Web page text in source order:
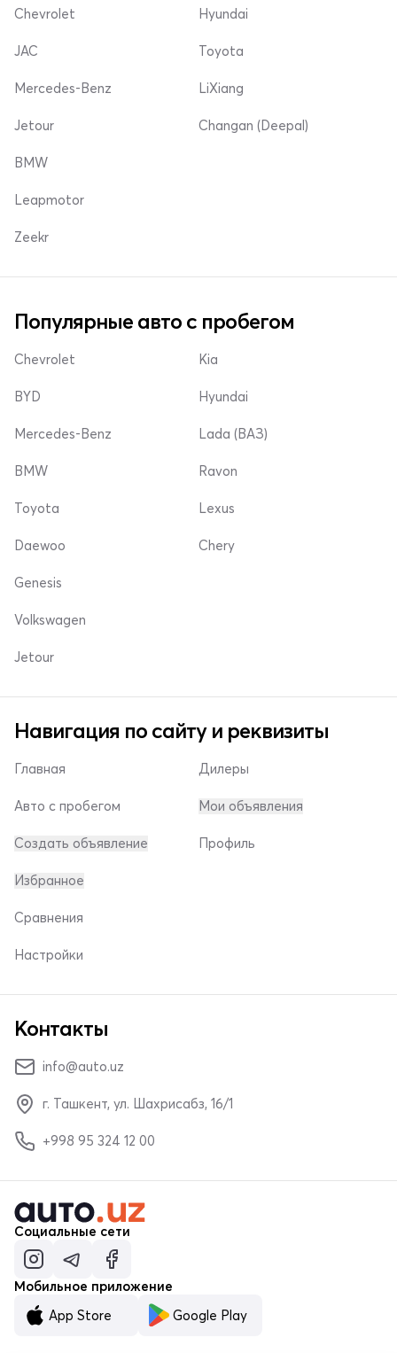
Chevrolet Hyundai
JAC
Mercedes-Benz
Jetour
Toyota
LiXiang
Changan (Deepal)
BMW
Leapmotor
Zeekr
Популярные авто с пробегом
Chevrolet
BYD
Mercedes-Benz
Kia
Hyundai
Lada (ВАЗ)
BMW
Toyota
Daewoo
Ravon
Lexus
Chery
Genesis
Volkswagen
Jetour
Навигация по сайту и реквизиты
Главная
Авто с пробегом
Создать объявление
Дилеры
Мои объявления
Профиль
Избранное
Сравнения
Настройки
Контакты
info@auto.uz
г. Ташкент, ул. Шахрисабз, 16/1
+998 95 324 12 00
Социальные сети
Мобильное приложение
App Store
Google Play